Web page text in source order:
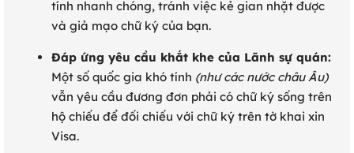
tính nhanh chóng, tránh việc kẻ gian nhặt được
và giả mạo chữ ký của bạn.
Đáp ứng yêu cầu khắt khe của Lãnh sự quán:
Một số quốc gia khó tính (như các nước châu Âu)
vẫn yêu cầu đương đơn phải có chữ ký sống trên
hộ chiếu để đối chiếu với chữ ký trên tờ khai xin
Visa.